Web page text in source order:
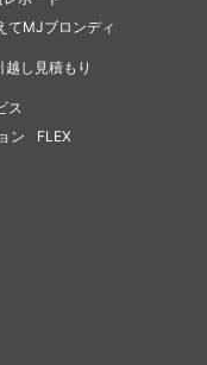
てMJブロンディ
越し見積もり
ス
ン
FLEX